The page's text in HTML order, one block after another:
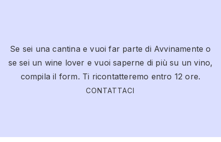
Se sei una cantina e vuoi far parte di Avvinamente o
se sei un wine lover e vuoi saperne di più su un vino,
compila il form. Ti ricontatteremo entro 12 ore.
CONTATTACI